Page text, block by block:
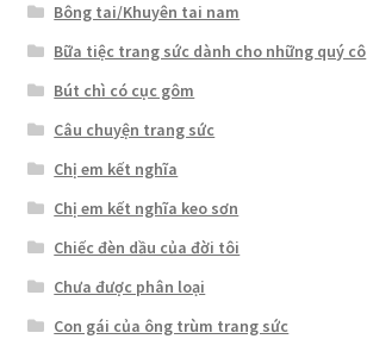
Bông tai/Khuyên tai nam
Bữa tiệc trang sức dành cho những quý cô
Bút chì có cục gôm
Câu chuyện trang sức
Chị em kết nghĩa
Chị em kết nghĩa keo sơn
Chiếc đèn dầu của đời tôi
Chưa được phân loại
Con gái của ông trùm trang sức